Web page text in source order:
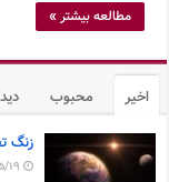
مطالعه بیشتر »
اخیر محبوب
زنگ
19